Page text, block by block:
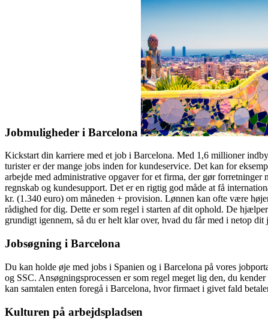
Jobmuligheder i Barcelona
Kickstart din karriere med et job i Barcelona. Med 1,6 millioner
turister er der mange jobs inden for kundeservice. Det kan for
arbejde med administrative opgaver for et firma, der gør
regnskab og kundesupport. Det er en rigtig god måde at få
kr. (1.340 euro) om måneden + provision. Lønnen kan ofte være
rådighed for dig. Dette er som regel i starten af dit ophold. De
grundigt igennem, så du er helt klar over, hvad du får med i netop dit
Jobsøgning i Barcelona
Du kan holde øje med jobs i Spanien og i Barcelona på vores
og SSC. Ansøgningsprocessen er som regel meget lig den, du
kan samtalen enten foregå i Barcelona, hvor firmaet i givet fald
Kulturen på arbejdspladsen